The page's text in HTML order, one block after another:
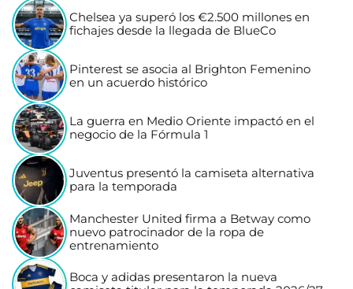
Chelsea ya superó los €2.500 millones en
fichajes desde la llegada de BlueCo
Pinterest se asocia al Brighton Femenino
en un acuerdo histórico
La guerra en Medio Oriente impactó en el
negocio de la Fórmula 1
Juventus presentó la camiseta alternativa
para la temporada
Manchester United firma a Betway como
nuevo patrocinador de la ropa de
entrenamiento
Boca y adidas presentaron la nueva